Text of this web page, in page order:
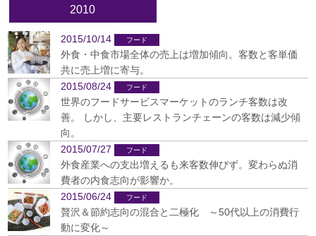
2010
2015/10/14
外食・中食市場全体の売上は増加傾向。客数と客単価
共に売上増に寄与。
2015/08/24
世界のフードサービスマーケットのランチ客数は改
善。 しかし、主要レストランチェーンの客数は減少傾
向。
2015/07/27
外食産業への支出増えるも来客数伸びず。変わらぬ消
費者の内食志向が影響か。
2015/06/24
贅沢＆節約志向の混合と二極化 ～50代以上の消費行
動に変化～